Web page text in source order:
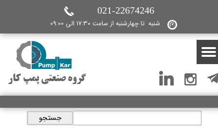
گروه صنعتی پمپ کار
شنبه تا چهارشنبه از ساعت 17:30 الی 09:00
021-22674246
جستجو